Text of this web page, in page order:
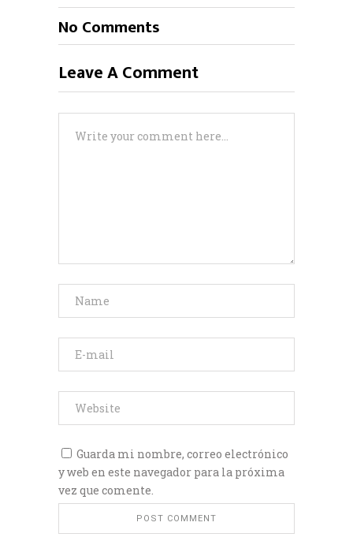
No Comments
Leave A Comment
Guarda mi nombre, correo electrónico
y web en este navegador para la próxima
vez que comente.